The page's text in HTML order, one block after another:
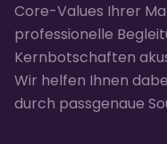
Core-Values Ihrer
professionelle
Kernbotschaften
Wir helfen Ihnen
durch passgenaue